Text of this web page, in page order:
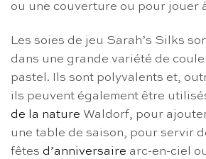
ou une couverture ou pour jouer
Les soies de jeu Sarah’s Silks
dans une grande variété de
pastel. Ils sont polyvalents et,
ils peuvent également être
de la nature Waldorf, pour
une table de saison, pour servir
fêtes d’anniversaire arc-en-ciel